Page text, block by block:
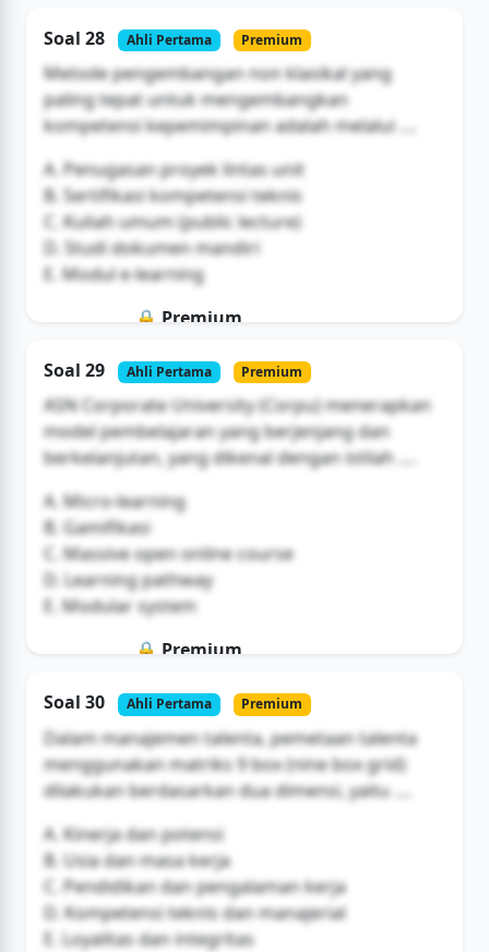
Buka Akses
Soal 28 Ahli Pertama Premium
Metode pengembangan non klasikal yang
paling tepat untuk mengembangkan
kompetensi kepemimpinan adalah melalui ....
A. Penugasan proyek lintas unit
B. Sertifikasi kompetensi teknis
C. Kuliah umum (public lecture)
D. Studi dokumen mandiri
E. Modul e-learning
🔒 Premium
Buka Akses
Soal 29 Ahli Pertama Premium
ASN Corporate University (Corpu) menerapkan
model pembelajaran yang berjenjang dan
berkelanjutan, yang dikenal dengan istilah ....
A. Micro-learning
B. Gamifikasi
C. Massive open online course
D. Learning pathway
E. Modular system
🔒 Premium
Buka Akses
Soal 30 Ahli Pertama Premium
Dalam manajemen talenta, pemetaan talenta
menggunakan matriks 9 box (nine box grid)
dilakukan berdasarkan dua dimensi, yaitu ....
A. Kinerja dan potensi
B. Usia dan masa kerja
C. Pendidikan dan pengalaman kerja
D. Kompetensi teknis dan manajerial
E. Loyalitas dan integritas